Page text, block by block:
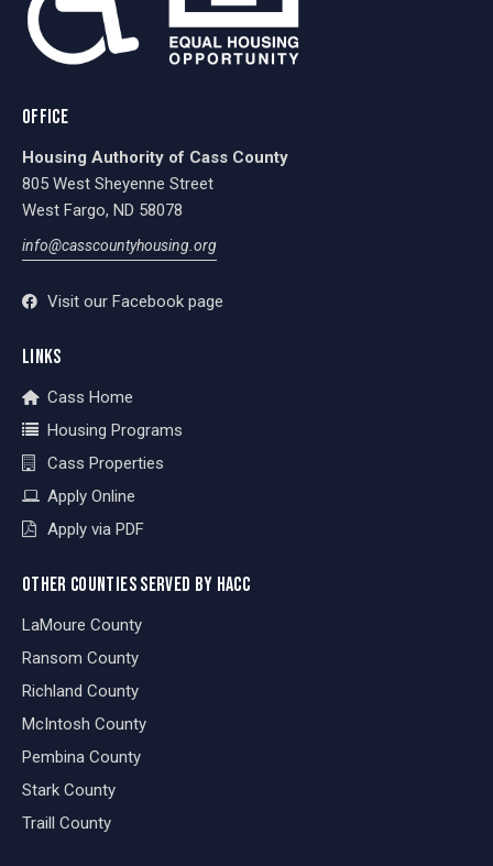
OFFICE
Housing Authority of Cass County
805 West Sheyenne Street
West Fargo, ND 58078
info@casscountyhousing.org
Visit our Facebook page
LINKS
Cass Home
Housing Programs
Cass Properties
Apply Online
Apply via PDF
OTHER COUNTIES SERVED BY HACC
LaMoure County
Ransom County
Richland County
McIntosh County
Pembina County
Stark County
Traill County